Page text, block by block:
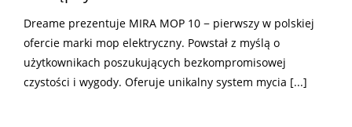
Dreame prezentuje MIRA MOP 10 − pierwszy w polskiej
ofercie marki mop elektryczny. Powstał z myślą o
użytkownikach poszukujących bezkompromisowej
czystości i wygody. Oferuje unikalny system mycia [...]